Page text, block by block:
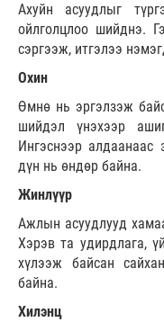
Ахуйн асуудлыг
ойлголцлоо шийднэ.
сэргээж, итгэлээ
Охин
Өмнө нь эргэлзэж
шийдэл үнэхээр
Ингэснээр алдаанаас
дүн нь өндөр байна.
Жинлүүр
Ажлын асуудлууд
Хэрэв та удирдлага,
хүлээж байсан
байна.
Хилэнц